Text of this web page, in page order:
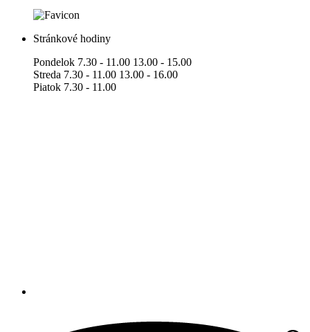
Stránkové hodiny
Pondelok 7.30 - 11.00 13.00 - 15.00
Streda 7.30 - 11.00 13.00 - 16.00
Piatok 7.30 - 11.00